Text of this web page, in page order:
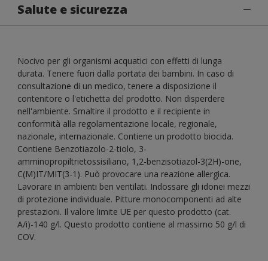
Salute e sicurezza
Nocivo per gli organismi acquatici con effetti di lunga
durata. Tenere fuori dalla portata dei bambini. In caso di
consultazione di un medico, tenere a disposizione il
contenitore o l'etichetta del prodotto. Non disperdere
nell'ambiente. Smaltire il prodotto e il recipiente in
conformità alla regolamentazione locale, regionale,
nazionale, internazionale. Contiene un prodotto biocida.
Contiene Benzotiazolo-2-tiolo, 3-
amminopropiltrietossisiliano, 1,2-benzisotiazol-3(2H)-one,
C(M)IT/MIT(3-1). Può provocare una reazione allergica.
Lavorare in ambienti ben ventilati. Indossare gli idonei mezzi
di protezione individuale. Pitture monocomponenti ad alte
prestazioni. Il valore limite UE per questo prodotto (cat.
A/i)-140 g/l. Questo prodotto contiene al massimo 50 g/l di
COV.